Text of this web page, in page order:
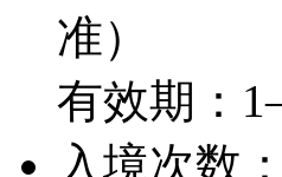
准）
有效期：
入境次数